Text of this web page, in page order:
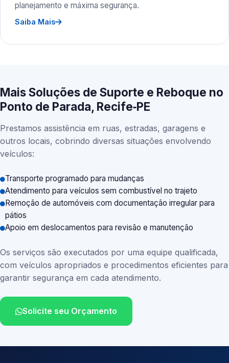
planejamento e máxima segurança.
Saiba Mais
Mais Soluções de Suporte e Reboque no
Ponto de Parada, Recife‑PE
Prestamos assistência em ruas, estradas, garagens e
outros locais, cobrindo diversas situações envolvendo
veículos:
Transporte programado para mudanças
Atendimento para veículos sem combustível no trajeto
Remoção de automóveis com documentação irregular para
pátios
Apoio em deslocamentos para revisão e manutenção
Os serviços são executados por uma equipe qualificada,
com veículos apropriados e procedimentos eficientes para
garantir segurança em cada atendimento.
Solicite seu Orçamento